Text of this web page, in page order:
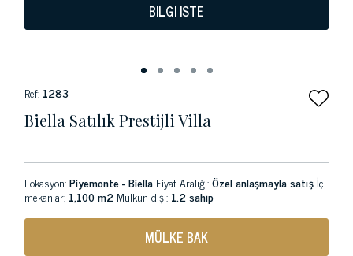
BILGI ISTE
Ref: 1283
Biella Satılık Prestijli Villa
Lokasyon:Piyemonte - Biella Fiyat Aralığı:Özel anlaşmayla satış İç
mekanlar: 1,100 m2 Mülkün dışı: 1.2 sahip
MÜLKE BAK